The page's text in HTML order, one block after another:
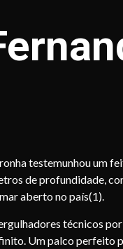
testemunhou um
de profundidade,
aberto no país(1).
técnicos
Um palco perfeito